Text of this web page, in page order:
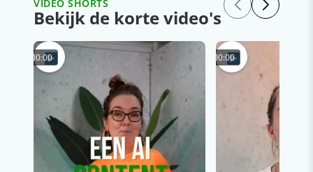
VIDEO SHORTS
Bekijk de korte video's
00:00 00:00